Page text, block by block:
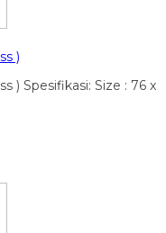
)
) Spesifikasi: Size : 76 x